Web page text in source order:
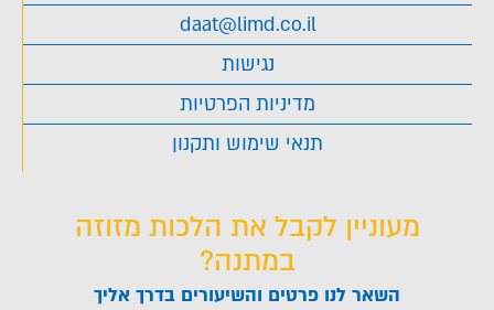
daat@limd.co.il
נגישות
מדיניות הפרטיות
תנאי שימוש ותקנון
מעוניין לקבל את הלכות מזוזה
במתנה?
השאר לנו פרטים והשיעורים בדרך אליך